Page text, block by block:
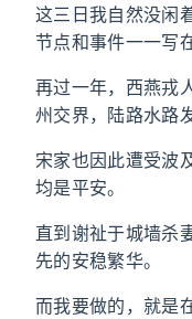
这三日我自然没闲
节点和事件一一写
再过一年，西燕戎
州交界，陆路水路
宋家也因此遭受波
均是平安。
直到谢祉于城墙杀
先的安稳繁华。
而我要做的，就是